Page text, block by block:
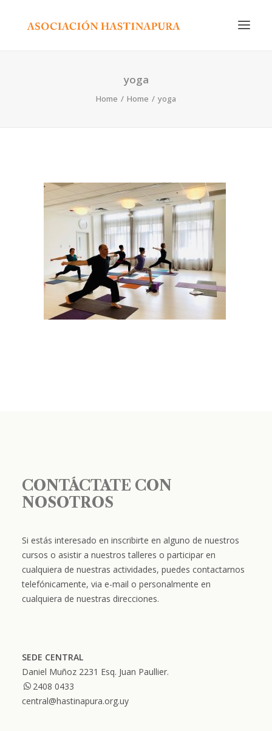
CURSOS Y ACTIVIDADES
CONTACTO
yoga
Home Home yoga
CONTÁCTATE CON
NOSOTROS
Si estás interesado en inscribirte en alguno de nuestros
cursos o asistir a nuestros talleres o participar en
cualquiera de nuestras actividades, puedes contactarnos
telefónicamente, via e-mail o personalmente en
cualquiera de nuestras direcciones.
SEDE CENTRAL
Daniel Muñoz 2231 Esq. Juan Paullier.
2408 0433
central@hastinapura.org.uy